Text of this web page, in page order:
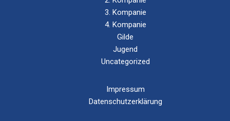
3. Kompanie
4. Kompanie
Gilde
Jugend
Uncategorized
Impressum
Datenschutzerklärung